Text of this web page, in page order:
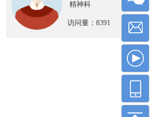
精神科
访问量：8391